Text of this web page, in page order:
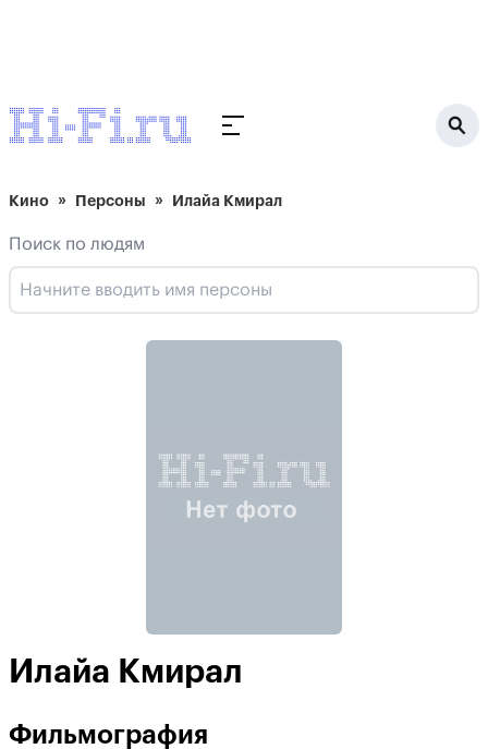
Кино Персоны Илайа Кмирал
Поиск по людям
Илайа Кмирал
Фильмография